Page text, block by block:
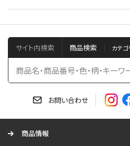
サイト内検索 商品検索
お問い合わせ
商品情報